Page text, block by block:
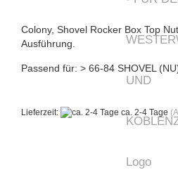
Colony, Shovel Rocker Box Top
Ausführung.
Passend für: > 66-84 SHOVEL
Lieferzeit: ca. 2-4 Tage